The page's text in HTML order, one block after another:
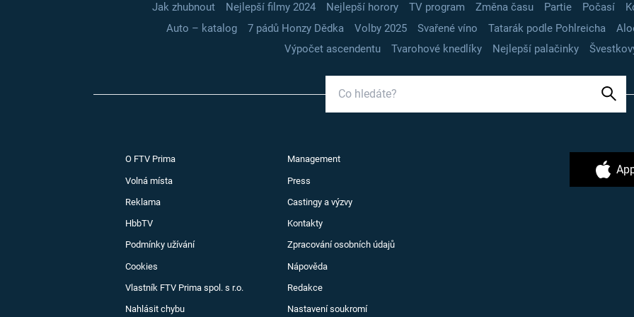
Jak zhubnout Nejlepší filmy 2024 Nejlepší horory TV program Změna času Partie Počasí
Auto – katalog
7 pádů Honzy Dědka Volby 2025 Svařené víno Tatarák podle Pohlreicha
Výpočet ascendentu
Tvarohové knedlíky Nejlepší palačinky
O FTV Prima Management
Volná místa Press
Reklama Castingy a výzvy
HbbTV Kontakty
Podmínky užívání Zpracování osobních údajů
Cookies Nápověda
Vlastník FTV Prima spol. s r.o. Redakce
Nahlásit chybu Nastavení soukromí